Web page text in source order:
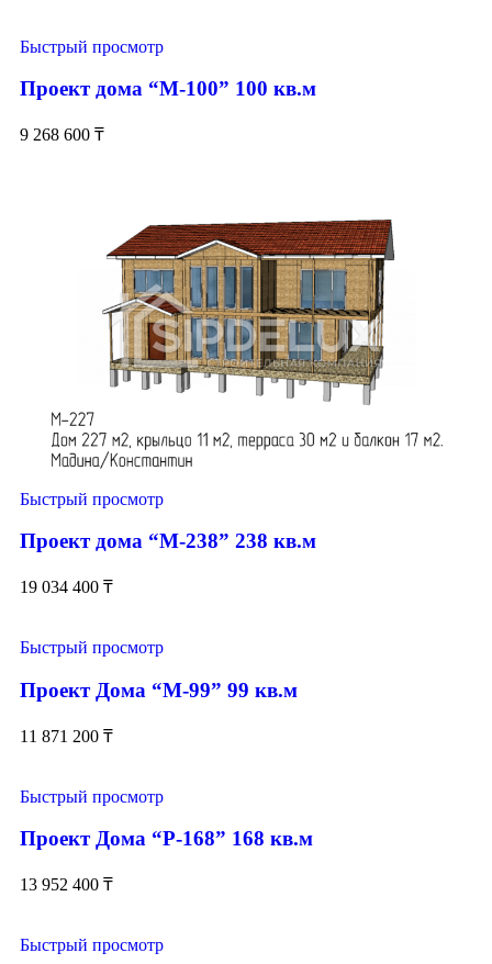
Быстрый просмотр
Проект дома “М-100” 100 кв.м
9 268 600 ₸
Быстрый просмотр
Проект дома “М-238” 238 кв.м
19 034 400 ₸
Быстрый просмотр
Проект Дома “М-99” 99 кв.м
11 871 200 ₸
Быстрый просмотр
Проект Дома “Р-168” 168 кв.м
13 952 400 ₸
Быстрый просмотр